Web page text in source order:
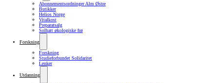
Abonnementsordninger Alm Østre
Butikker
Helios Norge
Vitalkost
Preparatsalg
Solhatt økologiske frø
Forskning
Forskning
Studieforbundet Solidaritet
Lenker
Utdanning